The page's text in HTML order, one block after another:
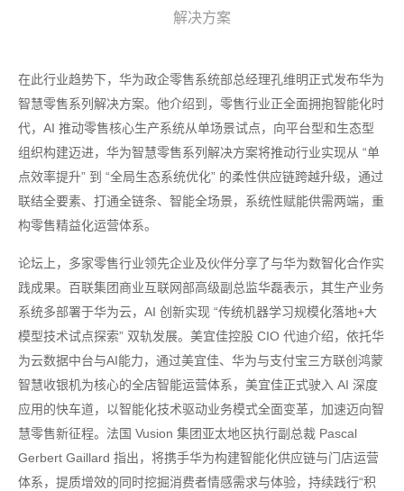
解决方案
在此行业趋势下，华为政企零售系统部总经理孔维明正式发布华为
智慧零售系列解决方案。他介绍到，零售行业正全面拥抱智能化时
代，AI 推动零售核心生产系统从单场景试点，向平台型和生态型
组织构建迈进，华为智慧零售系列解决方案将推动行业实现从 “单
点效率提升” 到 “全局生态系统优化” 的柔性供应链跨越升级，通过
联结全要素、打通全链条、智能全场景，系统性赋能供需两端，重
构零售精益化运营体系。
论坛上，多家零售行业领先企业及伙伴分享了与华为数智化合作实
践成果。百联集团商业互联网部高级副总监华磊表示，其生产业务
系统多部署于华为云，AI 创新实现 “传统机器学习规模化落地+大
模型技术试点探索” 双轨发展。美宜佳控股 CIO 代迪介绍，依托华
为云数据中台与AI能力，通过美宜佳、华为与支付宝三方联创鸿蒙
智慧收银机为核心的全店智能运营体系，美宜佳正式驶入 AI 深度
应用的快车道，以智能化技术驱动业务模式全面变革，加速迈向智
慧零售新征程。法国 Vusion 集团亚太地区执行副总裁 Pascal
Gerbert Gaillard 指出，将携手华为构建智能化供应链与门店运营
体系，提质增效的同时挖掘消费者情感需求与体验，持续践行“积